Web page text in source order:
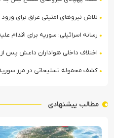
تلاش نیروهای امنیتی عراق برای
رسانه اسرائیلی: سوریه برای اقدام
اختلاف داخلی هواداران داعش پس از
کشف محموله تسلیحاتی در مرز
مطالب پیشنهادی